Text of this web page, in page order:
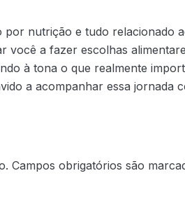
por nutrição e tudo
você a fazer escolhas
à tona o que realmente
a acompanhar essa jornada
Campos obrigatórios são